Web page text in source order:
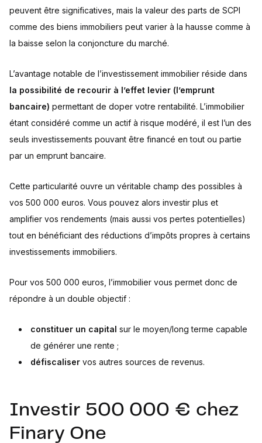
peuvent être significatives, mais la valeur des parts de SCPI
comme des biens immobiliers peut varier à la hausse comme à
la baisse selon la conjoncture du marché.
L’avantage notable de l’investissement immobilier réside dans
la possibilité de recourir à l’effet levier (l’emprunt
bancaire) permettant de doper votre rentabilité. L’immobilier
étant considéré comme un actif à risque modéré, il est l’un des
seuls investissements pouvant être financé en tout ou partie
par un emprunt bancaire.
Cette particularité ouvre un véritable champ des possibles à
vos 500 000 euros. Vous pouvez alors investir plus et
amplifier vos rendements (mais aussi vos pertes potentielles)
tout en bénéficiant des réductions d’impôts propres à certains
investissements immobiliers.
Pour vos 500 000 euros, l’immobilier vous permet donc de
répondre à un double objectif :
constituer un capital sur le moyen/long terme capable
de générer une rente ;
défiscaliser vos autres sources de revenus.
Investir 500 000 € chez
Finary One